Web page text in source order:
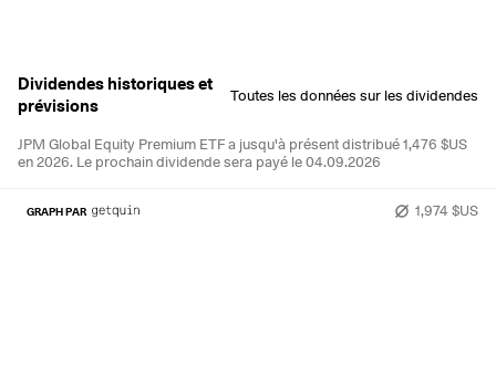
Dividendes historiques et
prévisions
Toutes les données sur les dividendes
JPM Global Equity Premium ETF a jusqu'à présent distribué 1,476 $US
en 2026. Le prochain dividende sera payé le 04.09.2026
1,974 $US
GRAPH PAR